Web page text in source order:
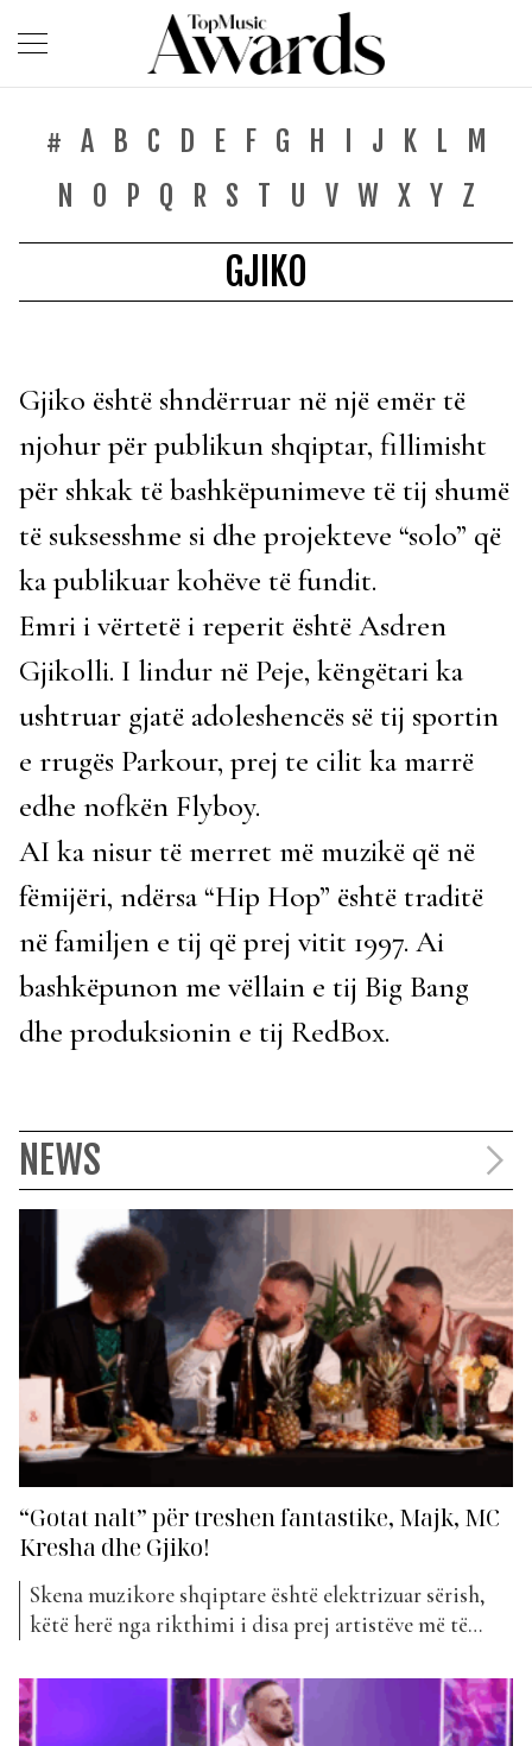
# A B C D E F G H J K L
M
N
O P Q R S T U V W X Y Z
GJIKO
Gjiko është shndërruar në një emër të
njohur për publikun shqiptar, fillimisht
për shkak të bashkëpunimeve të tij shumë
të suksesshme si dhe projekteve “solo” që
ka publikuar kohëve të fundit.
Emri i vërtetë i reperit është Asdren
Gjikolli. I lindur në Peje, këngëtari ka
ushtruar gjatë adoleshencës së tij sportin
e rrugës Parkour, prej te cilit ka marrë
edhe nofkën Flyboy.
AI ka nisur të merret më muzikë që në
fëmijëri, ndërsa “Hip Hop” është traditë
në familjen e tij që prej vitit 1997. Ai
bashkëpunon me vëllain e tij Big Bang
dhe produksionin e tij RedBox.
NEWS
“Gotat nalt” për treshen fantastike, Majk, MC
Kresha dhe Gjiko!
Skena muzikore shqiptare është elektrizuar sërish,
këtë herë nga rikthimi i disa prej artistëve më të
MC Kresha dhe Gjiko. Artistët kanë bashkuar forcat
për projektin e ri “Gotat Nalt”, një këngë që ka